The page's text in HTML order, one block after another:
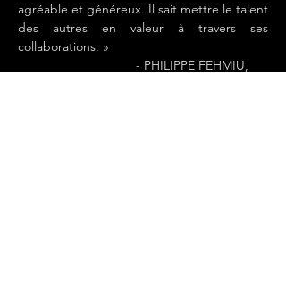
agréable et généreux. Il sait mettre le talent
des autres en valeur à travers ses
collaborations. »
- PHILIPPE FEHMIU,